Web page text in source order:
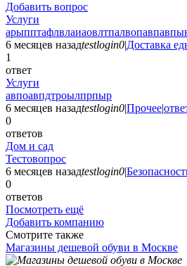
Добавить вопрос
Услуги
6 месяцев назадtestlogin0|Доставка
1
ответ
Услуги
авпоавпдтроылпрпыр
6 месяцев назадtestlogin0|Прочее|
0
ответов
Дом и сад
Тестовопрос
6 месяцев назадtestlogin0|
0
ответов
Посмотреть ещё
Добавить компанию
Смотрите также
Магазины дешевой обуви в Москве